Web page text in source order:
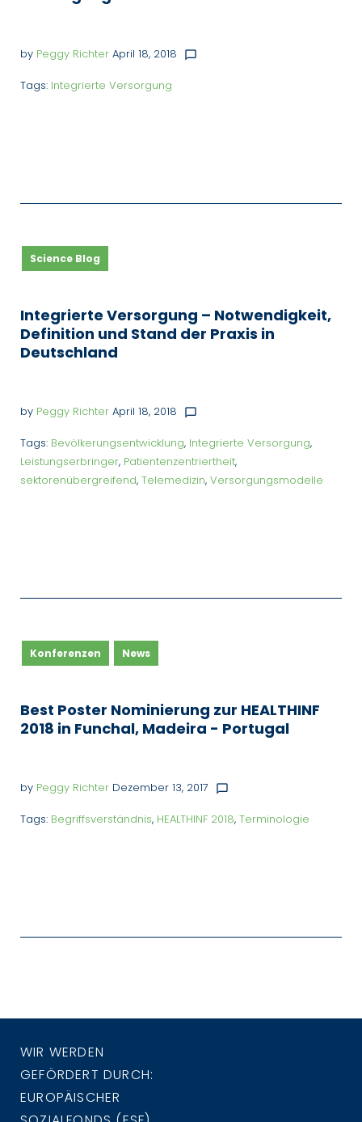
by Peggy Richter April 18, 2018 chat_bubble_outline
Tags: Integrierte Versorgung
Science Blog
Integrierte Versorgung – Notwendigkeit,
Definition und Stand der Praxis in
Deutschland
by Peggy Richter April 18, 2018 chat_bubble_outline
Tags: Bevölkerungsentwicklung, Integrierte Versorgung,
Leistungserbringer, Patientenzentriertheit,
sektorenübergreifend, Telemedizin, Versorgungsmodelle
Konferenzen News
Best Poster Nominierung zur HEALTHINF
2018 in Funchal, Madeira - Portugal
by Peggy Richter Dezember 13, 2017 chat_bubble_outline
Tags: Begriffsverständnis, HEALTHINF 2018, Terminologie
WIR WERDEN
GEFÖRDERT DURCH:
EUROPÄISCHER